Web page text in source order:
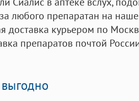
любого препаратан на
доставка курьером по
препаратов почтой